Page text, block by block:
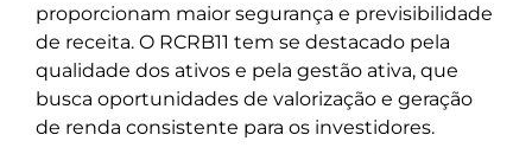
proporcionam maior segurança e previsibilidade
de receita. O RCRB11 tem se destacado pela
qualidade dos ativos e pela gestão ativa, que
busca oportunidades de valorização e geração
de renda consistente para os investidores.